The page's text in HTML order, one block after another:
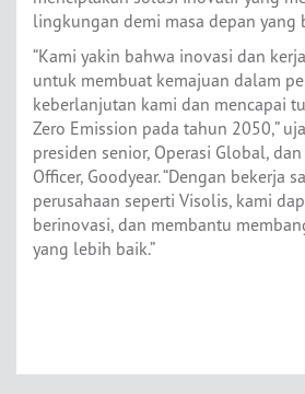
lingkungan demi masa depan yang
“Kami yakin bahwa inovasi dan
untuk membuat kemajuan dalam
keberlanjutan kami dan mencapai
Zero Emission pada tahun 2050,”
presiden senior, Operasi Global,
Officer, Goodyear. “Dengan bekerja
perusahaan seperti Visolis, kami
berinovasi, dan membantu
yang lebih baik.”